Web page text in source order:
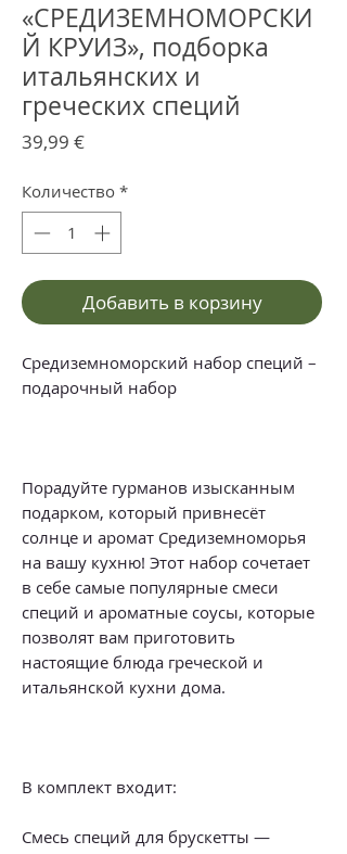
«СРЕДИЗЕМНОМОРСКИ
Й КРУИЗ», подборка
итальянских и
греческих специй
39,99 €Цена
Количество *
Добавить в корзину
Средиземноморский набор специй –
подарочный набор
Порадуйте гурманов изысканным
подарком, который привнесёт
солнце и аромат Средиземноморья
на вашу кухню! Этот набор сочетает
в себе самые популярные смеси
специй и ароматные соусы, которые
позволят вам приготовить
настоящие блюда греческой и
итальянской кухни дома.
В комплект входит:
Смесь специй для брускетты —